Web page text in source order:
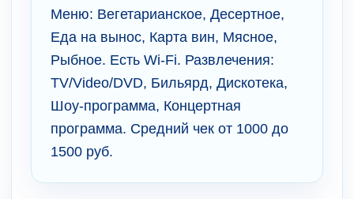
Меню: Вегетарианское, Десертное,
Еда на вынос, Карта вин, Мясное,
Рыбное. Есть Wi-Fi. Развлечения:
TV/Video/DVD, Бильярд, Дискотека,
Шоу-программа, Концертная
программа. Средний чек от 1000 до
1500 руб.